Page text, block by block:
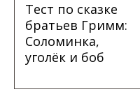
Тест по сказке
братьев Гримм:
Соломинка,
уголёк и боб